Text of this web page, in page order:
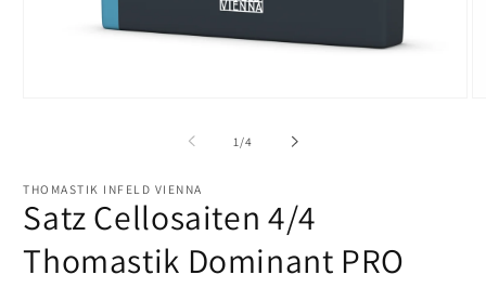
1 /von
4
THOMASTIK INFELD VIENNA
Satz Cellosaiten 4/4
Thomastik Dominant PRO